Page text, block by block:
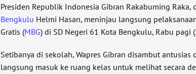
Presiden Republik Indonesia Gibran Rakabuming Raka,
Bengkulu Helmi Hasan, meninjau langsung
Gratis (MBG) di SD Negeri 61 Kota Bengkulu, Rabu pagi
Setibanya di sekolah, Wapres Gibran disambut antusias
langsung masuk ke ruang kelas untuk melihat secara